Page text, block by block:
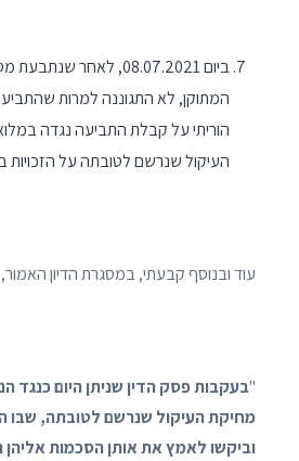
המתוקן, לא התגוננה למרות
הוריתי על קבלת התביעה נגדה
העיקול שנרשם לטובתה על
עוד ובנוסף קבעתי, במסגרת הדיון
"
מחיקת העיקול שנרשם לטובתה, שבו
וביקשו לאמץ את אותן הסכמות אליהן